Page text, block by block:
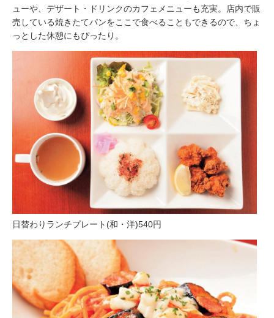
ューや、デザート・ドリンクのカフェメニューも充実。店内で販
売している焼きたてパンをここで食べることもできるので、ちょ
っとした休憩にもぴったり。
日替わりランチプレート(和・洋)540円